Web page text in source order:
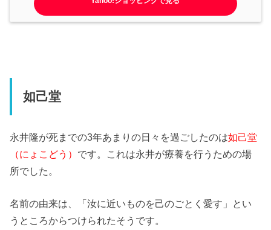
如己堂
永井隆が死までの3年あまりの日々を過ごしたのは如己堂
（にょこどう） です。これは永井が療養を行うための場
所でした。
名前の由来は、「汝に近いものを己のごとく愛す」とい
うところからつけられたそうです。